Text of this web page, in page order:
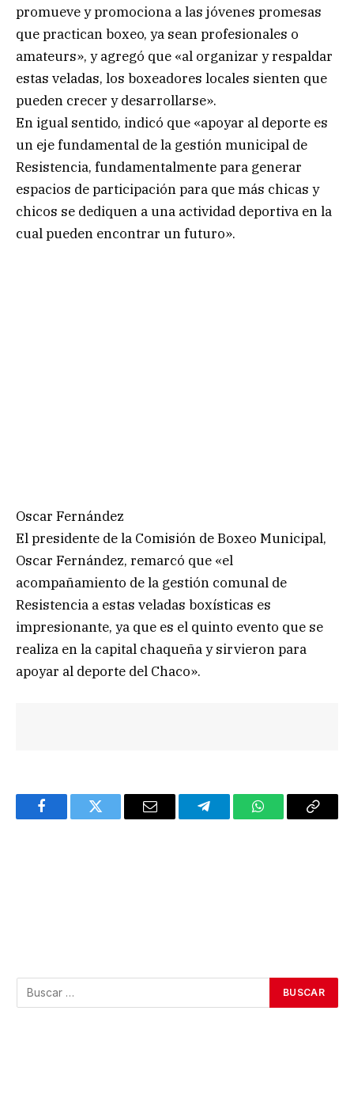
promueve y promociona a las jóvenes promesas
que practican boxeo, ya sean profesionales o
amateurs», y agregó que «al organizar y respaldar
estas veladas, los boxeadores locales sienten que
pueden crecer y desarrollarse».
En igual sentido, indicó que «apoyar al deporte es
un eje fundamental de la gestión municipal de
Resistencia, fundamentalmente para generar
espacios de participación para que más chicas y
chicos se dediquen a una actividad deportiva en la
cual pueden encontrar un futuro».
Oscar Fernández
El presidente de la Comisión de Boxeo Municipal,
Oscar Fernández, remarcó que «el
acompañamiento de la gestión comunal de
Resistencia a estas veladas boxísticas es
impresionante, ya que es el quinto evento que se
realiza en la capital chaqueña y sirvieron para
apoyar al deporte del Chaco».
FacebookTwitter Email TelegramWhatsAppCopy